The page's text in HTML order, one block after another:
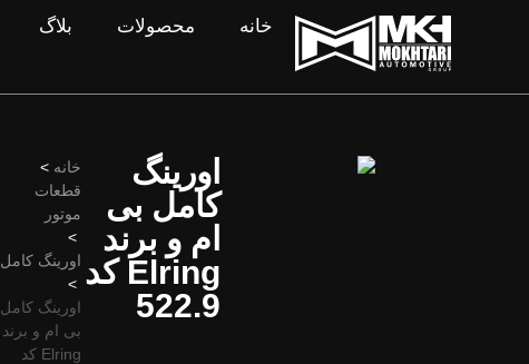
خانه محصولات بلاگ
اورینگ
کامل بی
ام و برند
Elring کد
522.9
خانه >
قطعات
موتور
>
اورینگ کامل
>
اورینگ کامل
بی ام و برند
Elring کد